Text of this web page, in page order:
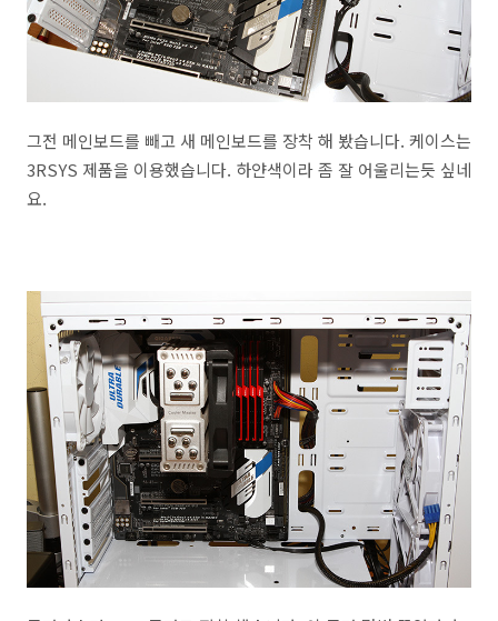
그전 메인보드를 빼고 새 메인보드를 장착 해 봤습니다. 케이스는
3RSYS 제품을 이용했습니다. 하얀색이라 좀 잘 어울리는듯 싶네
요.